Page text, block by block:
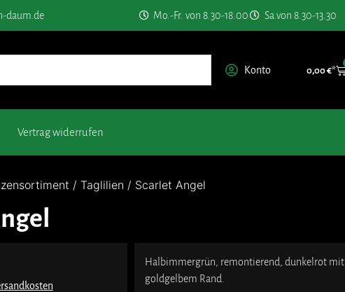
daum.de Mo.-Fr. von 8.30-18.00 Sa.von 8.30-13.30
Konto 0,00€
Vertrag widerrufen
/ Taglilien / Scarlet Angel
Halbimmergrün, remontierend, dunkelrot mit
goldgelbem Rand.